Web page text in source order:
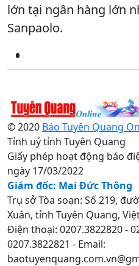
lớn tại ngân hàng lớn
Sanpaolo.
© 2020 Báo Tuyên Quang
Tỉnh uỷ tỉnh Tuyên Quang
Giấy phép hoạt động báo
ngày 17/03/2022
Giám đốc: Mai Đức Thông
Trụ sở Tòa soạn: Số 219,
Xuân, tỉnh Tuyên Quang,
Điện thoại: 0207.3822820 -
0207.3822821 - Email: